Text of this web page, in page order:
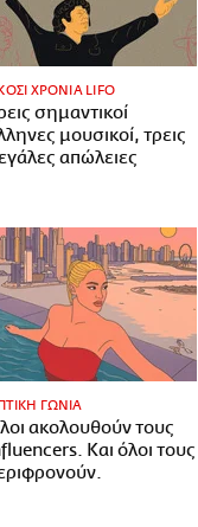
ΧΡΟΝΙΑ LIFO
σημαντικοί
μουσικοί, τρεις
απώλειες
ΓΩΝΙΑ
ακολουθούν τους
Και όλοι τους